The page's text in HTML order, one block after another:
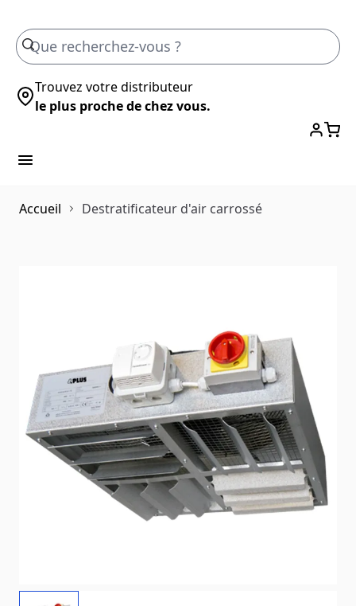
Trouvez votre distributeur
le plus proche de chez vous.
Accueil Destratificateur d'air carrossé